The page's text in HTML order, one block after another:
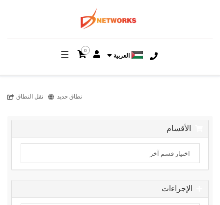
العربية
0
☰
نطاق جديد نقل النطاق
الأقسام
الإجراءات